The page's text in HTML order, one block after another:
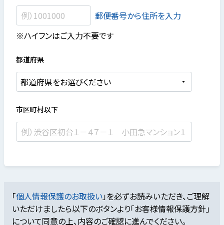
郵便番号から住所を入力
※ハイフンはご入力不要です
都道府県
市区町村以下
「個人情報保護のお取扱い」を必ずお読みいただき、ご理解
いただけましたら以下のボタンより「お客様情報保護方針」
について同意の上、内容のご確認に進んでください。